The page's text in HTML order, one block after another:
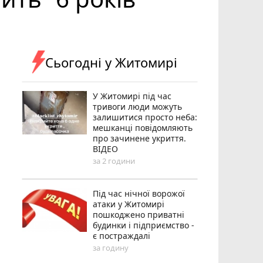
Сьогодні у Житомирі
У Житомирі під час
тривоги люди можуть
залишитися просто неба:
мешканці повідомляють
про зачинене укриття.
ВІДЕО
за 2 години
Під час нічної ворожої
атаки у Житомирі
пошкоджено приватні
будинки і підприємство -
є постраждалі
за годину